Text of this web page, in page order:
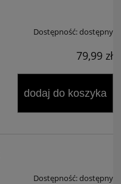
Dostępność:dostępny
79,99 zł
dodaj do koszyka
Dostępność:dostępny